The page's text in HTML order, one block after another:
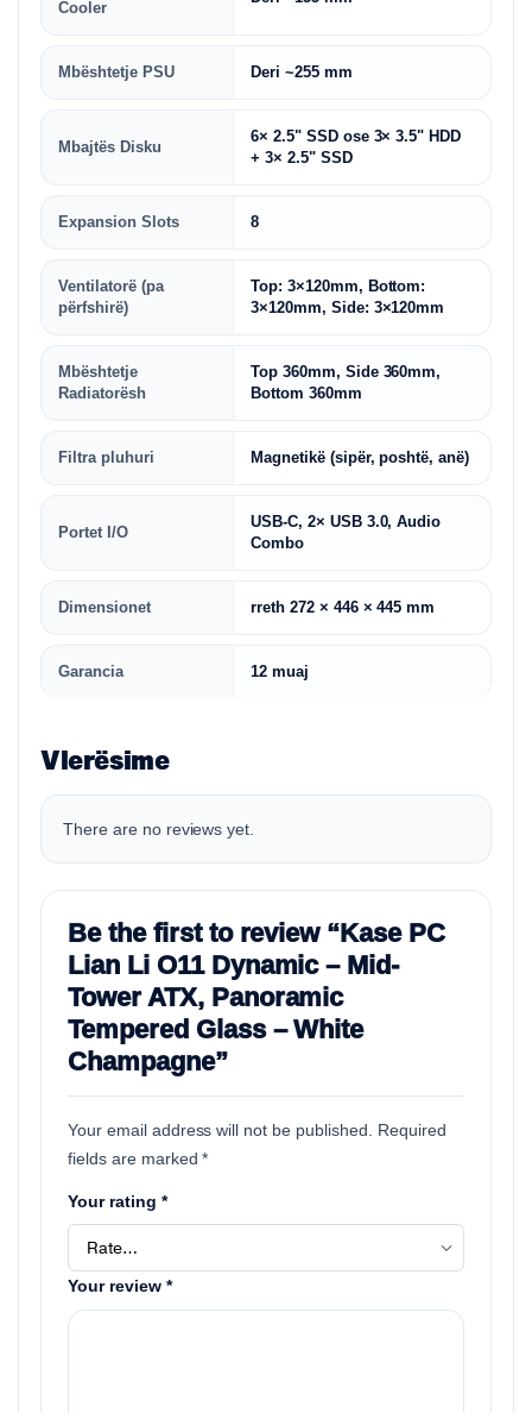
Cooler
Mbështetje PSU Deri ~255 mm
Mbajtës Disku
6× 2.5" SSD ose 3× 3.5" HDD
+ 3× 2.5" SSD
Expansion Slots 8
Ventilatorë (pa
përfshirë)
Top: 3×120mm, Bottom:
3×120mm, Side: 3×120mm
Mbështetje
Radiatorësh
Top 360mm, Side 360mm,
Bottom 360mm
Filtra pluhuri Magnetikë (sipër, poshtë, anë)
Portet I/O
USB-C, 2× USB 3.0, Audio
Combo
Dimensionet rreth 272 × 446 × 445 mm
Garancia 12 muaj
Vlerësime
There are no reviews yet.
Be the first to review “Kase PC
Lian Li O11 Dynamic – Mid-
Tower ATX, Panoramic
Tempered Glass – White
Champagne”
Your email address will not be published.
Required
fields are marked*
Your rating *
Your review *